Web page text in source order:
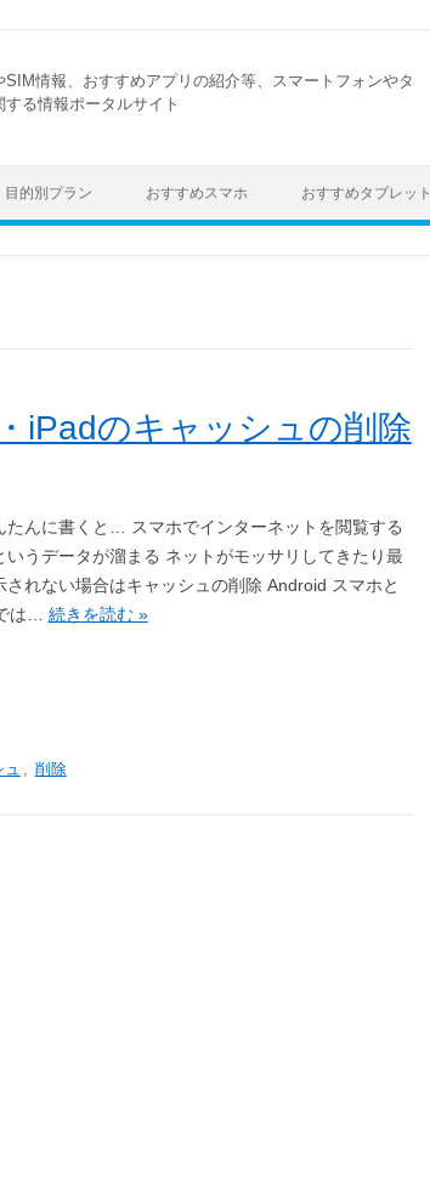
SIM情報、おすすめアプリの紹介等、スマートフォンやタ
する情報ポータルサイト
目的別プラン おすすめスマホ おすすめタブレット
iPadのキャッシュの削除
たんに書くと… スマホでインターネットを閲覧する
いうデータが溜まる ネットがモッサリしてきたり最
されない場合はキャッシュの削除 Android スマホと
は… 続きを読む »
ュ , 削除